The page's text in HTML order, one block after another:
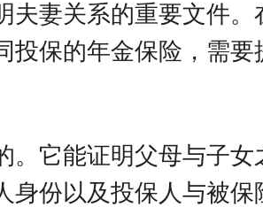
夫妻关系的重要文件
投保的年金保险，需
。它能证明父母与子
份以及投保人与被保